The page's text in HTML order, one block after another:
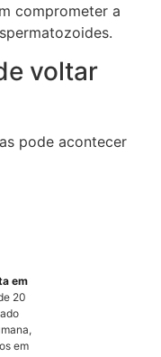
comprometer a
voltar
pode acontecer
em
20
em